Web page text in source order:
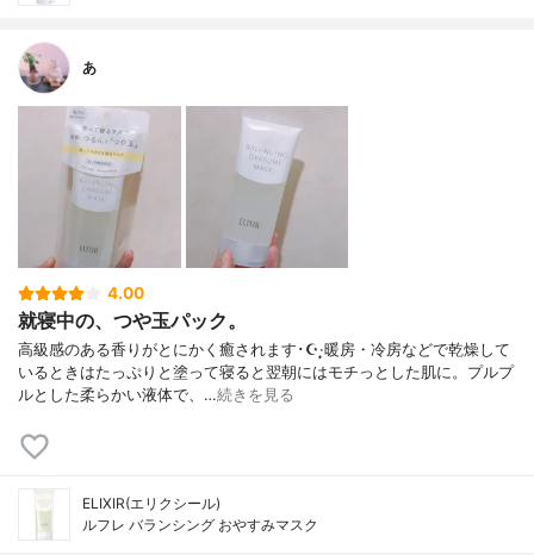
あ
4.00
就寝中の、つや玉パック。
高級感のある香りがとにかく癒されます･☪︎·̩͙暖房・冷房などで乾燥して
いるときはたっぷりと塗って寝ると翌朝にはモチっとした肌に。プルプ
ルとした柔らかい液体で、…続きを見る
ELIXIR(エリクシール)
ルフレ バランシング おやすみマスク